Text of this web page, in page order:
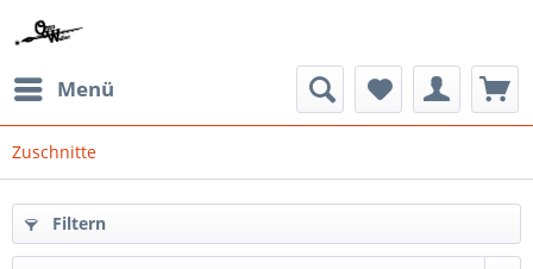
Menü
Zuschnitte
Filtern